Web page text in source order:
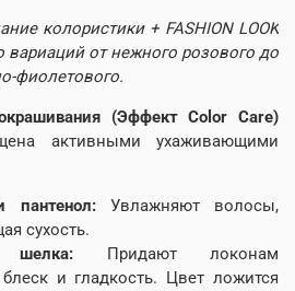
колористики + FASHION LOOK
вариаций от нежного розового до
фиолетового.
(Эффект Color Care)
активными ухаживающими
пантенол:Увлажняют волосы,
сухость.
шелка: Придают локонам
блеск и гладкость. Цвет ложится